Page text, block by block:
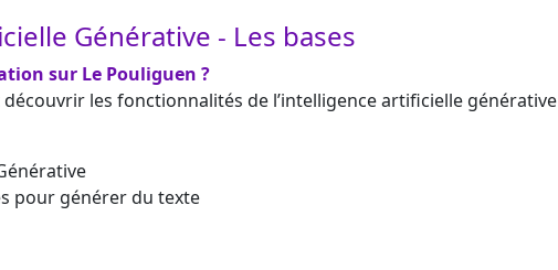
Générative - Les bases
sur Le Pouliguen ?
les fonctionnalités de l’intelligence artificielle générative
pour générer du texte